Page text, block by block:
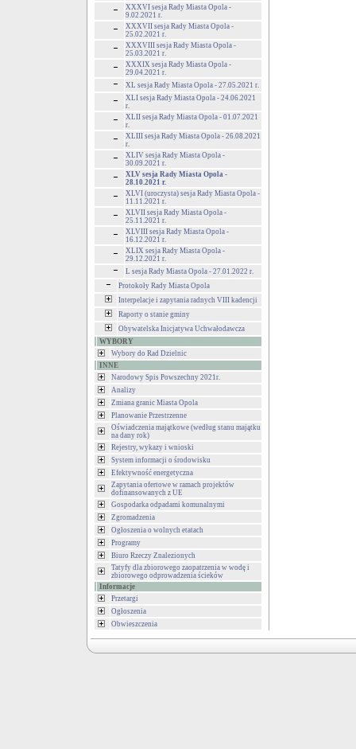
XXXVI sesja Rady Miasta Opola -
9.02.2021 r.
XXXVII sesja Rady Miasta Opola -
25.02.2021 r.
XXXVIII sesja Rady Miasta Opola -
25.03.2021 r.
XXXIX sesja Rady Miasta Opola -
29.04.2021 r.
XL sesja Rady Miasta Opola - 27.05.2021 r.
XLI sesja Rady Miasta Opola - 24.06.2021
r.
XLII sesja Rady Miasta Opola - 01.07.2021
r.
XLIII sesja Rady Miasta Opola - 26.08.2021
r.
XLIV sesja Rady Miasta Opola -
30.09.2021 r.
XLV sesja Rady Miasta Opola -
28.10.2021 r.
XLVI (uroczysta) sesja Rady Miasta Opola -
11.11.2021 r.
XLVII sesja Rady Miasta Opola -
25.11.2021 r.
XLVIII sesja Rady Miasta Opola -
16.12.2021 r.
XLIX sesja Rady Miasta Opola -
29.12.2021 r.
L sesja Rady Miasta Opola - 27.01.2022 r.
Protokoły Rady Miasta Opola
Interpelacje i zapytania radnych VIII kadencji
Raporty o stanie gminy
Obywatelska Inicjatywa Uchwałodawcza
WYBORY
Wybory do Rad Dzielnic
INNE
Narodowy Spis Powszechny 2021r.
Analizy
Zmiana granic Miasta Opola
Planowanie Przestrzenne
Oświadczenia majątkowe (według stanu majątku
na dany rok)
Rejestry, wykazy i wnioski
System informacji o środowisku
Efektywność energetyczna
Zapytania ofertowe w ramach projektów
dofinansowanych z UE
Gospodarka odpadami komunalnymi
Zgromadzenia
Ogłoszenia o wolnych etatach
Programy
Biuro Rzeczy Znalezionych
Tatyfy dla zbiorowego zaopatrzenia w wodę i
zbiorowego odprowadzenia ścieków
Informacje
Przetargi
Ogłoszenia
Obwieszczenia